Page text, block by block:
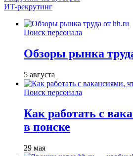
ИТ-рекрутинг
Поиск персонала
Обзоры рынка
5 августа
Поиск персонала
Как работать с
в поиске
29 мая